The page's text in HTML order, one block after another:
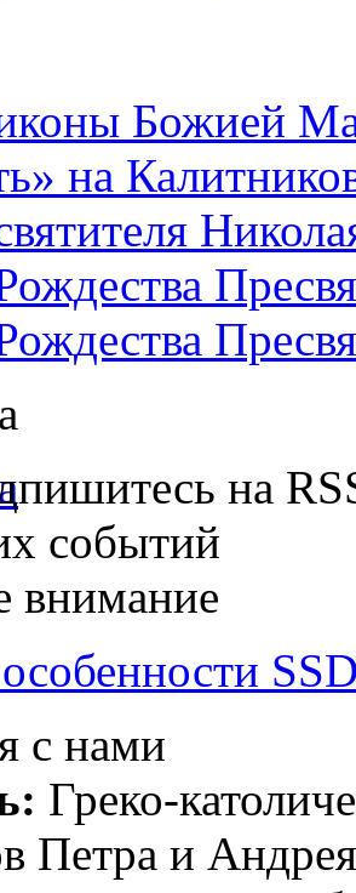
Божией
на
на
событий
внимание
с нами
Греко-
Петра и